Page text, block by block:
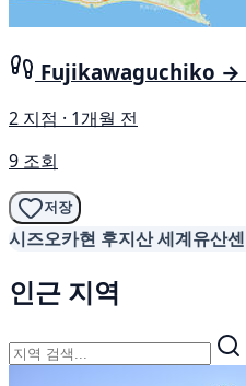
Fujikawaguchiko →
2 지점 · 1개월 전
9 조회
저장
시즈오카현 후지산 세계유산
인근 지역